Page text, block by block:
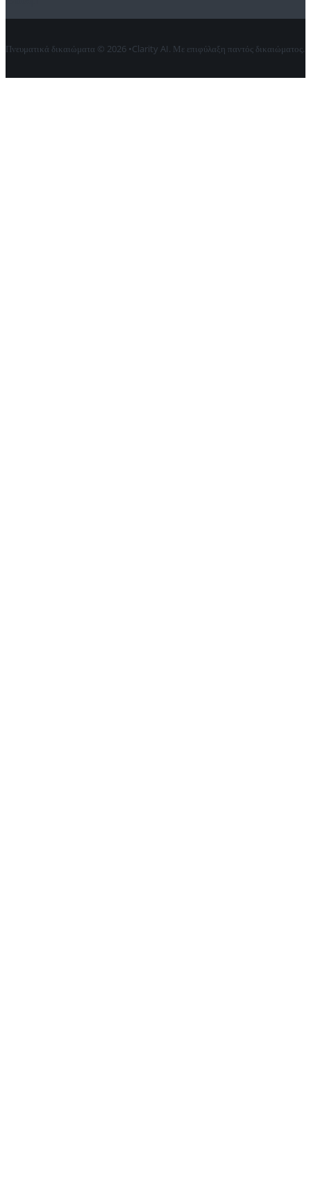
Πνευματικά δικαιώματα © 2026 •Clarity AI. Με επιφύλαξη παντός δικαιώματος.